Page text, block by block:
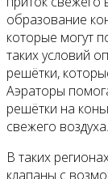
образование
которые могут
таких условий
решётки,
Аэраторы
решётки на
свежего воздуха.
В таких
клапаны с